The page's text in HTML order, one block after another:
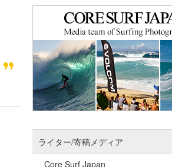
沖縄
ライター/寄稿メディア
Core Surf Japan